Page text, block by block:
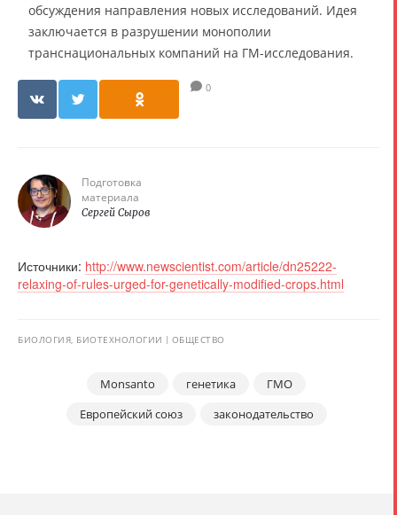
обсуждения направления новых исследований. Идея
заключается в разрушении монополии
транснациональных компаний на ГМ-исследования.
0
Подготовка
материала
Сергей Сыров
Источники: http://www.newscientist.com/article/dn25222-
relaxing-of-rules-urged-for-genetically-modified-crops.html
БИОЛОГИЯ, БИОТЕХНОЛОГИИ ОБЩЕСТВО
Monsanto генетика
ГМО
Европейский союз
законодательство